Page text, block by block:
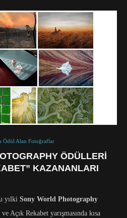
Ödül Alan Fotoğraflar
ÖDÜLLERI
KAZANANLARI
yılki Sony World Photography
Açık Rekabet yarışmasında kısa